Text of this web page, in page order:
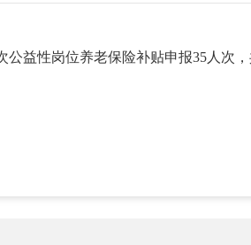
公益性岗位养老保险补贴申报35人次